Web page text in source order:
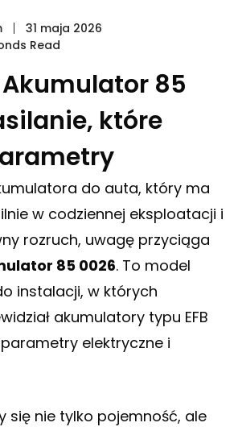
31 maja 2026
Read
85
które
do auta, który ma
w codziennej eksploatacji i
rozruch, uwagę przyciąga
85 0026. To model
instalacji, w których
akumulatory typu EFB
elektryczne i
się nie tylko pojemność, ale